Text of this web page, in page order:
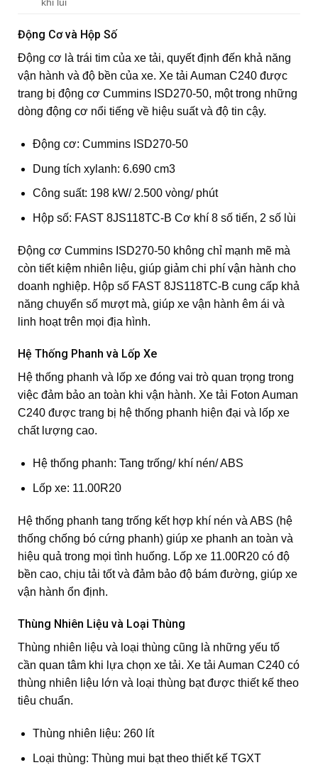
khi lùi
Động Cơ và Hộp Số
Động cơ là trái tim của xe tải, quyết định đến khả năng
vận hành và độ bền của xe. Xe tải Auman C240 được
trang bị động cơ Cummins ISD270-50, một trong những
dòng động cơ nổi tiếng về hiệu suất và độ tin cậy.
Động cơ: Cummins ISD270-50
Dung tích xylanh: 6.690 cm3
Công suất: 198 kW/ 2.500 vòng/ phút
Hộp số: FAST 8JS118TC-B Cơ khí 8 số tiến, 2 số lùi
Động cơ Cummins ISD270-50 không chỉ mạnh mẽ mà
còn tiết kiệm nhiên liệu, giúp giảm chi phí vận hành cho
doanh nghiệp. Hộp số FAST 8JS118TC-B cung cấp khả
năng chuyển số mượt mà, giúp xe vận hành êm ái và
linh hoạt trên mọi địa hình.
Hệ Thống Phanh và Lốp Xe
Hệ thống phanh và lốp xe đóng vai trò quan trọng trong
việc đảm bảo an toàn khi vận hành. Xe tải Foton Auman
C240 được trang bị hệ thống phanh hiện đại và lốp xe
chất lượng cao.
Hệ thống phanh: Tang trống/ khí nén/ ABS
Lốp xe: 11.00R20
Hệ thống phanh tang trống kết hợp khí nén và ABS (hệ
thống chống bó cứng phanh) giúp xe phanh an toàn và
hiệu quả trong mọi tình huống. Lốp xe 11.00R20 có độ
bền cao, chịu tải tốt và đảm bảo độ bám đường, giúp xe
vận hành ổn định.
Thùng Nhiên Liệu và Loại Thùng
Thùng nhiên liệu và loại thùng cũng là những yếu tố
cần quan tâm khi lựa chọn xe tải. Xe tải Auman C240 có
thùng nhiên liệu lớn và loại thùng bạt được thiết kế theo
tiêu chuẩn.
Thùng nhiên liệu: 260 lít
Loại thùng: Thùng mui bạt theo thiết kế TGXT